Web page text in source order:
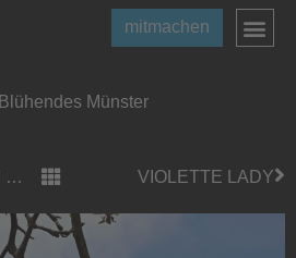
mitmachen
Blühendes Münster
STEPPE IM BUNTEN GARTEN VIOLETTE LADY